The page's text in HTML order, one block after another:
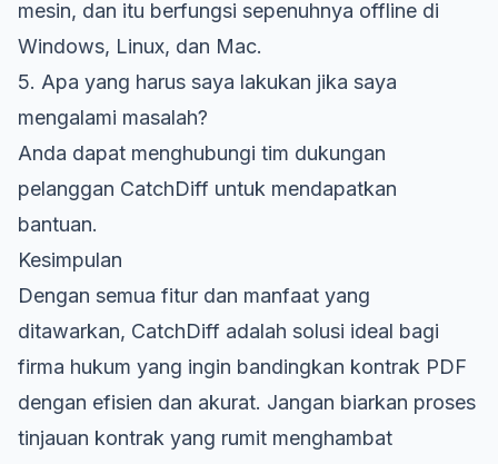
mesin, dan itu berfungsi sepenuhnya offline di
Windows, Linux, dan Mac.
5. Apa yang harus saya lakukan jika saya
mengalami masalah?
Anda dapat menghubungi tim dukungan
pelanggan CatchDiff untuk mendapatkan
bantuan.
Kesimpulan
Dengan semua fitur dan manfaat yang
ditawarkan, CatchDiff adalah solusi ideal bagi
firma hukum yang ingin bandingkan kontrak PDF
dengan efisien dan akurat. Jangan biarkan proses
tinjauan kontrak yang rumit menghambat